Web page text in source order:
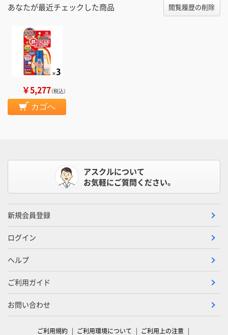
あなたが最近チェックした商品 閲覧履歴の削除
￥5,277（税込）
カゴへ
アスクルについて
お気軽にご質問ください。
新規会員登録
ログイン
ヘルプ
ご利用ガイド
お問い合わせ
ご利用規約 ご利用環境について ご利用上の注意